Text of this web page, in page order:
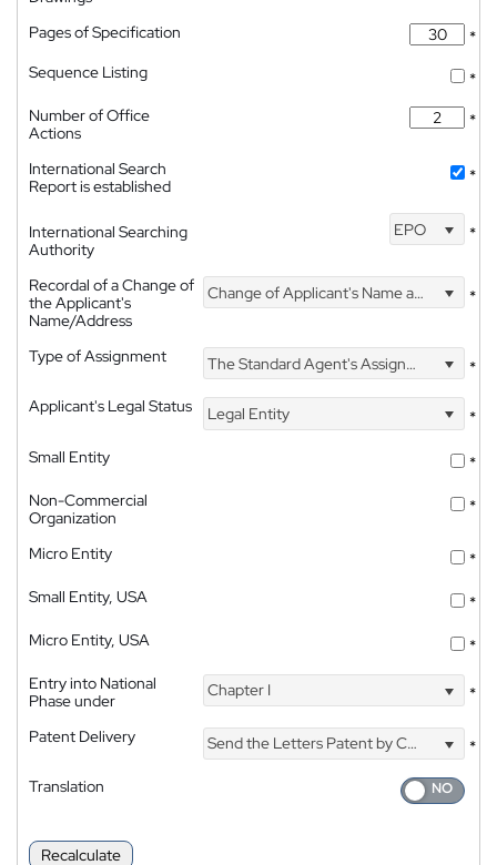
Pages of Specification
*
Sequence Listing
*
Number of Office
Actions
*
International Search
Report is established
*
International Searching
Authority
EPO *
Recordal of a Change of
the Applicant's
Name/Address
Change of Applicant's Name and Address *
Type of Assignment The Standard Agent's Assignment
*
Applicant's Legal Status
Legal Entity
*
Small Entity
*
Non-Commercial
Organization
*
Micro Entity
*
Small Entity, USA
*
Micro Entity, USA
*
Entry into National
Phase under
Chapter I *
Patent Delivery Send the Letters Patent by Courier
*
Translation
Recalculate